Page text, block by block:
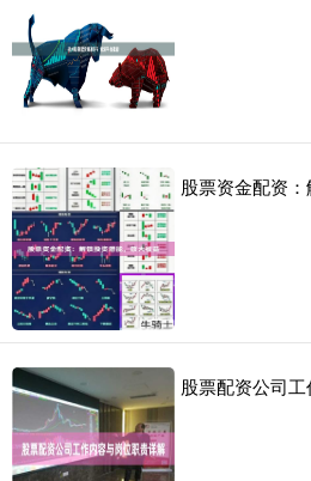
股票资金配资
股票配资公司